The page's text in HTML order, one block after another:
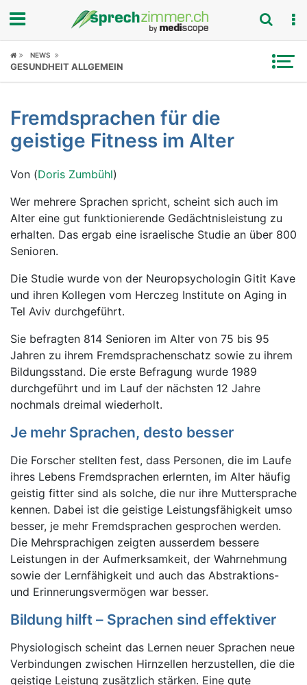
Fokus
Symptome
Untersuchungen
Ratgeber
Rubriken
NEWS
GESUNDHEIT ALLGEMEIN
Fremdsprachen für die
geistige Fitness im Alter
Von (Doris Zumbühl)
Wer mehrere Sprachen spricht, scheint sich auch im
Alter eine gut funktionierende Gedächtnisleistung zu
erhalten. Das ergab eine israelische Studie an über 800
Senioren.
Die Studie wurde von der Neuropsychologin Gitit Kave
und ihren Kollegen vom Herczeg Institute on Aging in
Tel Aviv durchgeführt.
Sie befragten 814 Senioren im Alter von 75 bis 95
Jahren zu ihrem Fremdsprachenschatz sowie zu ihrem
Bildungsstand. Die erste Befragung wurde 1989
durchgeführt und im Lauf der nächsten 12 Jahre
nochmals dreimal wiederholt.
Je mehr Sprachen, desto besser
Die Forscher stellten fest, dass Personen, die im Laufe
ihres Lebens Fremdsprachen erlernten, im Alter häufig
geistig fitter sind als solche, die nur ihre Muttersprache
kennen. Dabei ist die geistige Leistungsfähigkeit umso
besser, je mehr Fremdsprachen gesprochen werden.
Die Mehrsprachigen zeigten ausserdem bessere
Leistungen in der Aufmerksamkeit, der Wahrnehmung
sowie der Lernfähigkeit und auch das Abstraktions-
und Erinnerungsvermögen war besser.
Bildung hilft – Sprachen sind effektiver
Physiologisch scheint das Lernen neuer Sprachen neue
Verbindungen zwischen Hirnzellen herzustellen, die die
geistige Leistung zusätzlich stärken. Eine gute